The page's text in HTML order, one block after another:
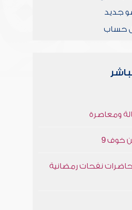
جديد
حساب
ومعاصرة
خوف 9
نفحات رمضانية